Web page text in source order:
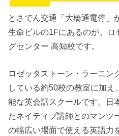
とさでん交通「大橋通電停」
生命ビルの1Fにあるのが、ロ
グセンター 高知校です。
ロゼッタストーン・ラーニン
している約50校の教室に加
能な英会話スクールです。日
たネイティブ講師とのマンツ
の幅広い場面で使える英語力